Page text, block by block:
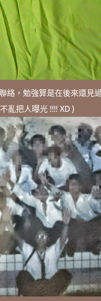
絡，勉強算是在後來還見
亂把人曝光 !!!! XD )